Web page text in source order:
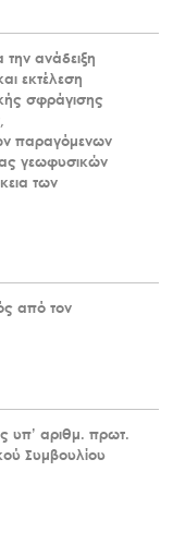
ανάδειξη
εκτέλεση
σφράγισης
παραγόμενων
γεωφυσικών
των
από τον
υπ’ αριθμ. πρωτ.
Συμβουλίου